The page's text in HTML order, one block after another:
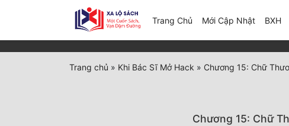
Trang Chủ Mới Cập Nhật(current)
BXH
Trang chủ » Khi Bác Sĩ Mở Hack » Chương 15: Chữ
Chương 15: Chữ